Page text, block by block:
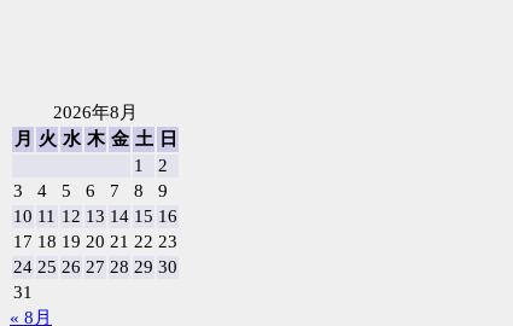
2026年8月
月
火 水 木 金 土
日
1
2
3
4 5 6 7 8
9
10 11 12 13 14 15 16
17 18 19 20 21 22 23
24 25 26 27 28 29 30
31
« 8月